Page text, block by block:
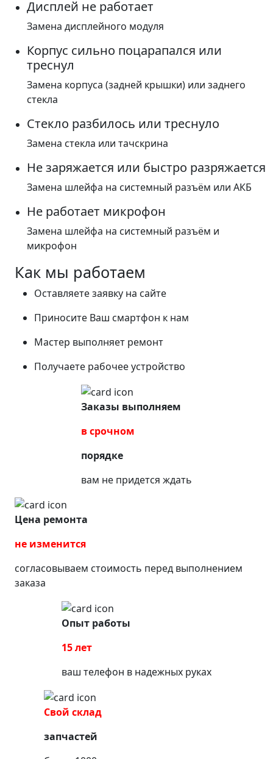
Дисплей не работает
Замена дисплейного модуля
Корпус сильно поцарапался или
треснул
Замена корпуса (задней крышки) или заднего
стекла
Стекло разбилось или треснуло
Замена стекла или тачскрина
Не заряжается или быстро разряжается
Замена шлейфа на системный разъём или АКБ
Не работает микрофон
Замена шлейфа на системный разъём и
микрофон
Как мы работаем
Оставляете заявку на сайте
Приносите Ваш смартфон к нам
Мастер выполняет ремонт
Получаете рабочее устройство
Заказы выполняем
в срочном
порядке
вам не придется ждать
Цена ремонта
не изменится
согласовываем стоимость перед выполнением
заказа
Опыт работы
15 лет
ваш телефон в надежных руках
Свой склад
запчастей